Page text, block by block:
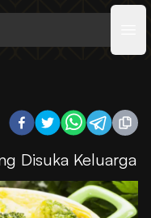
Disuka Keluarga